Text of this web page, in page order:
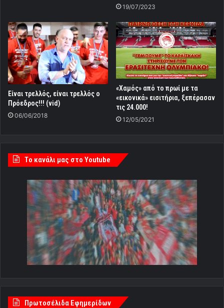
19/07/2023
Είναι τρελλός, είναι τρελλός ο
Πρόεδρος!!! (vid)
06/06/2018
«Χαμός» από το πρωί με τα
«εικονικά» εισιτήρια, ξεπέρασαν
τις 24.000!
12/05/2021
Tο κανάλι μας στο Youtube
Πρωτοσέλιδα Εφημερίδων